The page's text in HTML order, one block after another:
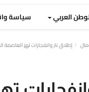
العربي سياسة
إطلاق نار وانفجارات تهز